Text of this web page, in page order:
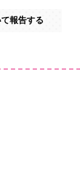
報告する